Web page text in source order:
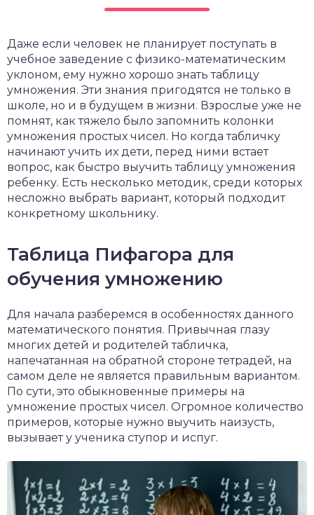
Даже если человек не планирует поступать в
учебное заведение с физико-математическим
уклоном, ему нужно хорошо знать таблицу
умножения. Эти знания пригодятся не только в
школе, но и в будущем в жизни. Взрослые уже не
помнят, как тяжело было запомнить колонки
умножения простых чисел. Но когда табличку
начинают учить их дети, перед ними встает
вопрос, как быстро выучить таблицу умножения
ребенку. Есть несколько методик, среди которых
несложно выбрать вариант, который подходит
конкретному школьнику.
Таблица Пифагора для
обучения умножению
Для начала разберемся в особенностях данного
математического понятия. Привычная глазу
многих детей и родителей табличка,
напечатанная на обратной стороне тетрадей, на
самом деле не является правильным вариантом.
По сути, это обыкновенные примеры на
умножение простых чисел. Огромное количество
примеров, которые нужно выучить наизусть,
вызывает у ученика ступор и испуг.
крыши и кровли
и уход